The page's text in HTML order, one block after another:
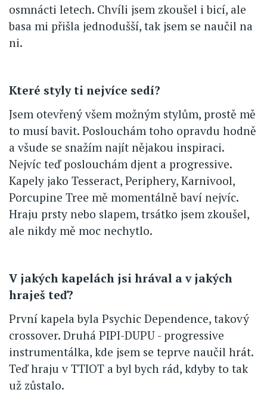
osmnácti letech. Chvíli jsem zkoušel i bicí, ale
basa mi přišla jednodušší, tak jsem se naučil na
ni.
Které styly ti nejvíce sedí?
Jsem otevřený všem možným stylům, prostě mě
to musí bavit. Poslouchám toho opravdu hodně
a všude se snažím najít nějakou inspiraci.
Nejvíc teď poslouchám djent a progressive.
Kapely jako Tesseract, Periphery, Karnivool,
Porcupine Tree mě momentálně baví nejvíc.
Hraju prsty nebo slapem, trsátko jsem zkoušel,
ale nikdy mě moc nechytlo.
V jakých kapelách jsi hrával a v jakých
hraješ teď?
První kapela byla Psychic Dependence, takový
crossover. Druhá PIPI-DUPU - progressive
instrumentálka, kde jsem se teprve naučil hrát.
Teď hraju v TTIOT a byl bych rád, kdyby to tak
už zůstalo.